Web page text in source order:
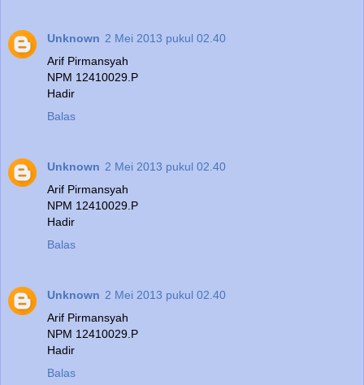
Unknown 2 Mei 2013 pukul 02.40
Arif Pirmansyah
NPM 12410029.P
Hadir
Balas
Unknown 2 Mei 2013 pukul 02.40
Arif Pirmansyah
NPM 12410029.P
Hadir
Balas
Unknown 2 Mei 2013 pukul 02.40
Arif Pirmansyah
NPM 12410029.P
Hadir
Balas